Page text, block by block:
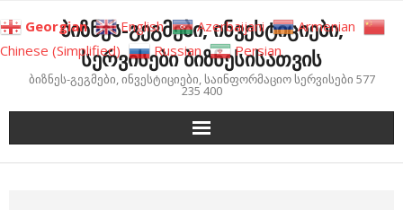
to
content
ბიზნეს-გეგმები, ინვესტიციები,
სერვისები ბიზნესისათვის
ბიზნეს-გეგმები, ინვესტიციები, საინფორმაციო სერვისები 577
235 400
Georgian English Azerbaijani
Armenian
Chinese (Simplified)
Russian Persian